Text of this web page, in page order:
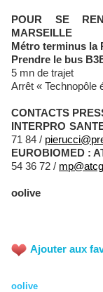
POUR SE
MARSEILLE
Métro terminus la
Prendre le bus
5 mn de trajet
Arrêt « Technopôle
CONTACTS
INTERPRO
71 84 /
EUROBIOMED :
54 36 72 /
oolive
Ajouter aux
oolive